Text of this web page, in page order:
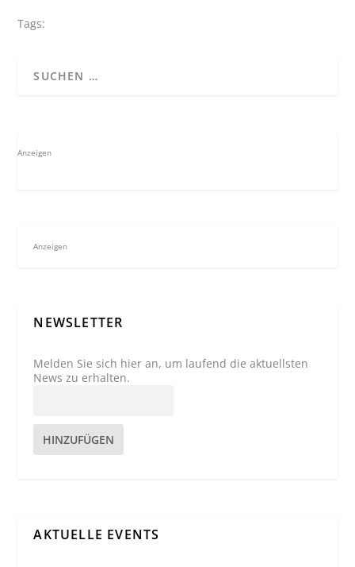
Tags:
Anzeigen
Anzeigen
NEWSLETTER
Melden Sie sich hier an, um laufend die aktuellsten
News zu erhalten.
HINZUFÜGEN
AKTUELLE EVENTS